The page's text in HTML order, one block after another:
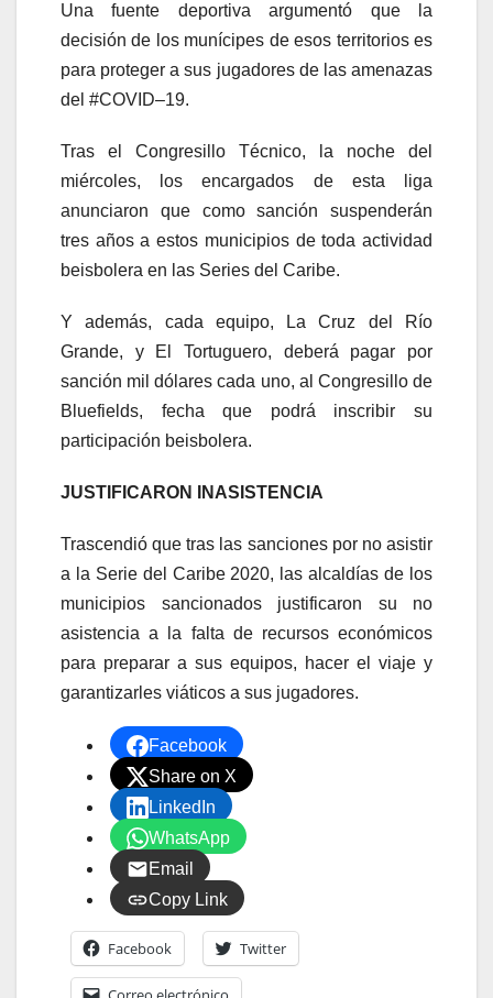
Una fuente deportiva argumentó que la
decisión de los munícipes de esos territorios es
para proteger a sus jugadores de las amenazas
del #COVID–19.
Tras el Congresillo Técnico, la noche del
miércoles, los encargados de esta liga
anunciaron que como sanción suspenderán
tres años a estos municipios de toda actividad
beisbolera en las Series del Caribe.
Y además, cada equipo, La Cruz del Río
Grande, y El Tortuguero, deberá pagar por
sanción mil dólares cada uno, al Congresillo de
Bluefields, fecha que podrá inscribir su
participación beisbolera.
JUSTIFICARON INASISTENCIA
Trascendió que tras las sanciones por no asistir
a la Serie del Caribe 2020, las alcaldías de los
municipios sancionados justificaron su no
asistencia a la falta de recursos económicos
para preparar a sus equipos, hacer el viaje y
garantizarles viáticos a sus jugadores.
Facebook
Share on X
LinkedIn
WhatsApp
Email
Copy Link
Facebook Twitter